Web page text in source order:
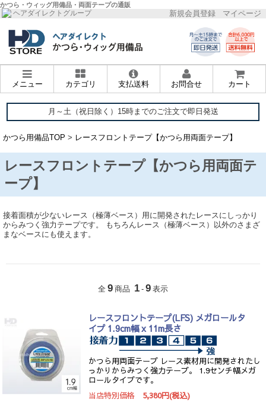
かつら・ウィッグ用備品・両面テープの通販
ヘアダイレクトグループ 新規会員登録 マイページ
メニュー カテゴリ 支払送料 お問合せ カート
月～土（祝日除く）15時までのご注文で即日発送
かつら用備品TOP > レースフロントテープ【かつら用両面テープ】
レースフロントテープ【かつら用両面テ
ープ】
接着面積が少ないレース（極薄ベース）用に開発されたレースにしっかり
からみつく強力テープです。 もちろんレース（極薄ベース）以外のさまざ
まなベースにも使えます。
全 9 商品 1 - 9 表示
レースフロントテープ(LFS) メガロールタ
イプ 1.9cm幅 x 11m長さ
かつら用両面テープ レース素材用に開発されたし
っかりからみつく強力テープ。 1.9センチ幅メガ
ロールタイプです。
当店特別価格 5,380円(税込)